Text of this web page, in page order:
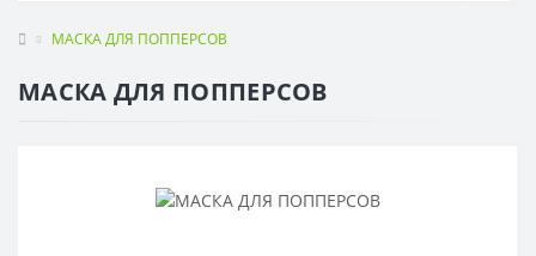
МАСКА ДЛЯ ПОППЕРСОВ
МАСКА ДЛЯ ПОППЕРСОВ